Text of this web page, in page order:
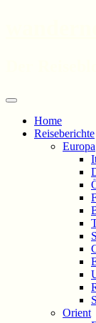
Menü
springen
Home
Reiseberichte
Europa
Orient